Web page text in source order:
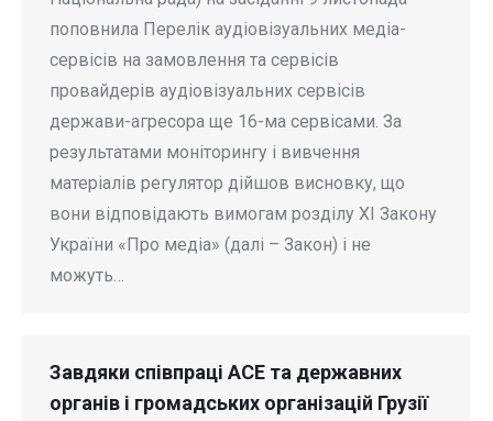
поповнила Перелік аудіовізуальних медіа-
сервісів на замовлення та сервісів
провайдерів аудіовізуальних сервісів
держави-агресора ще 16-ма сервісами. За
результатами моніторингу і вивчення
матеріалів регулятор дійшов висновку, що
вони відповідають вимогам розділу ХІ Закону
України «Про медіа» (далі – Закон) і не
можуть…
Завдяки співпраці АСЕ та державних
органів і громадських організацій Грузії